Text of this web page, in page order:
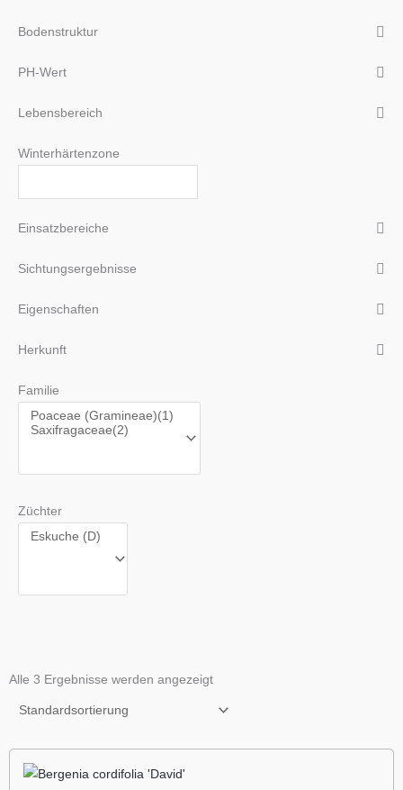
Bodenstruktur
PH-Wert
Lebensbereich
Winterhärtenzone
Einsatzbereiche
Sichtungsergebnisse
Eigenschaften
Herkunft
Familie
Züchter
Alle 3 Ergebnisse werden angezeigt